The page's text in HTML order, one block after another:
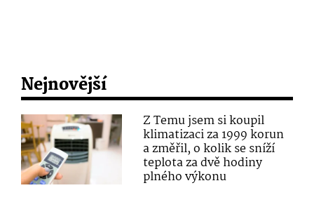
Nejnovější
Z Temu jsem si koupil
klimatizaci za 1999 korun
a změřil, o kolik se sníží
teplota za dvě hodiny
plného výkonu